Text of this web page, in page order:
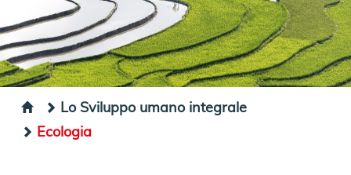
Lo Sviluppo umano integrale
Ecologia